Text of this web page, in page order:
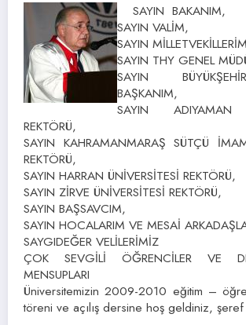
SAYIN BAKANIM,
SAYIN VALİM,
SAYIN
SAYIN THY GENEL
SAYIN
BAŞKANIM,
SAYIN ADIYAMAN
REKTÖRÜ,
SAYIN KAHRAMANMARAŞ SÜTÇÜ
REKTÖRÜ,
SAYIN HARRAN ÜNİVERSİTESİ REKTÖRÜ,
SAYIN ZİRVE ÜNİVERSİTESİ REKTÖRÜ,
SAYIN BAŞSAVCIM,
SAYIN HOCALARIM VE MESAİ
SAYGIDEĞER VELİLERİMİZ
ÇOK SEVGİLİ ÖĞRENCİLER VE
MENSUPLARI
Üniversitemizin 2009-2010 eğitim –
töreni ve açılış dersine hoş geldiniz,